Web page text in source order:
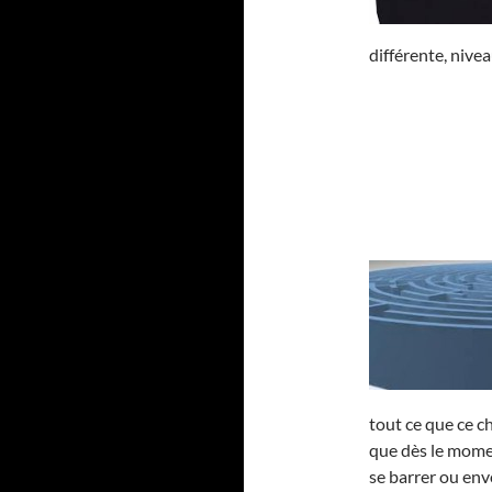
différente,
tout ce que ce
que dès le
se barrer ou